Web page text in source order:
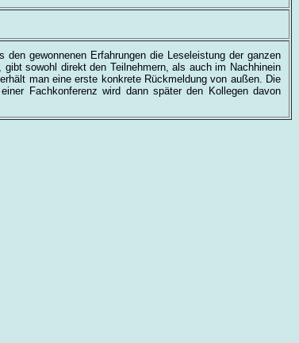
gewonnenen Erfahrungen die Leseleistung der ganzen
sowohl direkt den Teilnehmern, als auch im Nachhinein
man eine erste konkrete Rückmeldung von außen. Die
Fachkonferenz wird dann später den Kollegen davon